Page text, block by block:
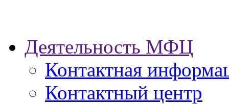
Деятельность МФЦ
Контактная
Контактный центр